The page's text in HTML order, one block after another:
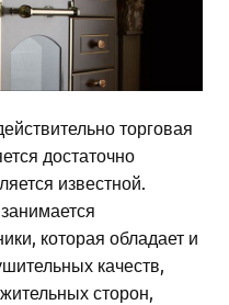
торговая
достаточно
известной.
которая обладает и
качеств,
сторон,